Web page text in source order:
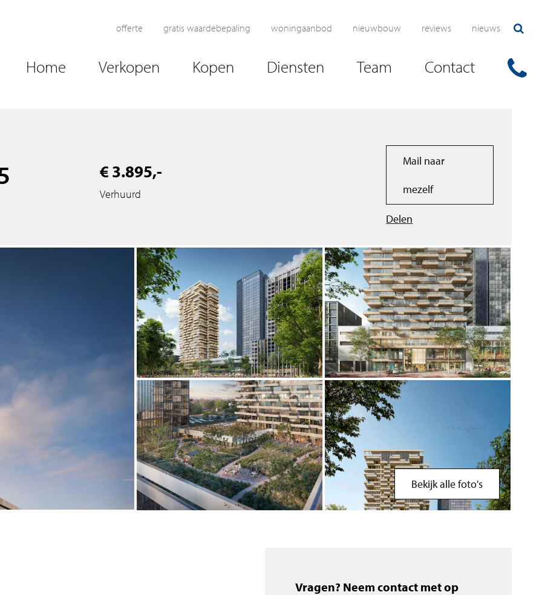
offerte gratis waardebepaling woningaanbod nieuwbouw reviews nieuws
Home Verkopen Kopen Diensten Team Contact
€ 3.895,-
Verhuurd
Mail naar
mezelf
Delen
Bekijk alle foto's
Vragen? Neem contact met op